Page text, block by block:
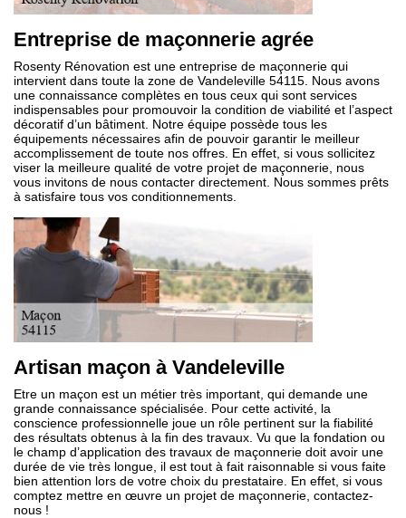
Entreprise de maçonnerie agrée
Rosenty Rénovation est une entreprise de maçonnerie qui
intervient dans toute la zone de Vandeleville 54115. Nous avons
une connaissance complètes en tous ceux qui sont services
indispensables pour promouvoir la condition de viabilité et l’aspect
décoratif d’un bâtiment. Notre équipe possède tous les
équipements nécessaires afin de pouvoir garantir le meilleur
accomplissement de toute nos offres. En effet, si vous sollicitez
viser la meilleure qualité de votre projet de maçonnerie, nous
vous invitons de nous contacter directement. Nous sommes prêts
à satisfaire tous vos conditionnements.
Artisan maçon à Vandeleville
Etre un maçon est un métier très important, qui demande une
grande connaissance spécialisée. Pour cette activité, la
conscience professionnelle joue un rôle pertinent sur la fiabilité
des résultats obtenus à la fin des travaux. Vu que la fondation ou
le champ d’application des travaux de maçonnerie doit avoir une
durée de vie très longue, il est tout à fait raisonnable si vous faite
bien attention lors de votre choix du prestataire. En effet, si vous
comptez mettre en œuvre un projet de maçonnerie, contactez-
nous !